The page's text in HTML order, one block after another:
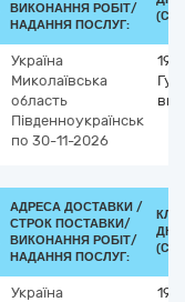
ВИКОНАННЯ РОБІТ/
НАДАННЯ ПОСЛУГ:
Україна
Миколаївська
область
Південноукраїнськ
по 30-11-2026
АДРЕСА ДОСТАВКИ /
СТРОК ПОСТАВКИ/
ВИКОНАННЯ РОБІТ/
НАДАННЯ ПОСЛУГ:
ДК
Україна